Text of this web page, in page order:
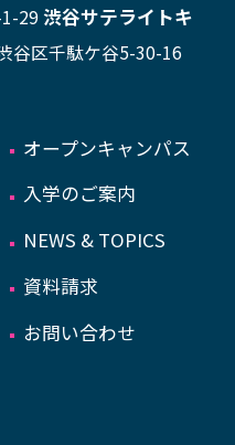
29 渋谷サテライトキ
谷区千駄ケ谷5-30-16
オープンキャンパス
入学のご案内
NEWS & TOPICS
資料請求
お問い合わせ